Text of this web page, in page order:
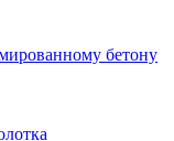
бетону